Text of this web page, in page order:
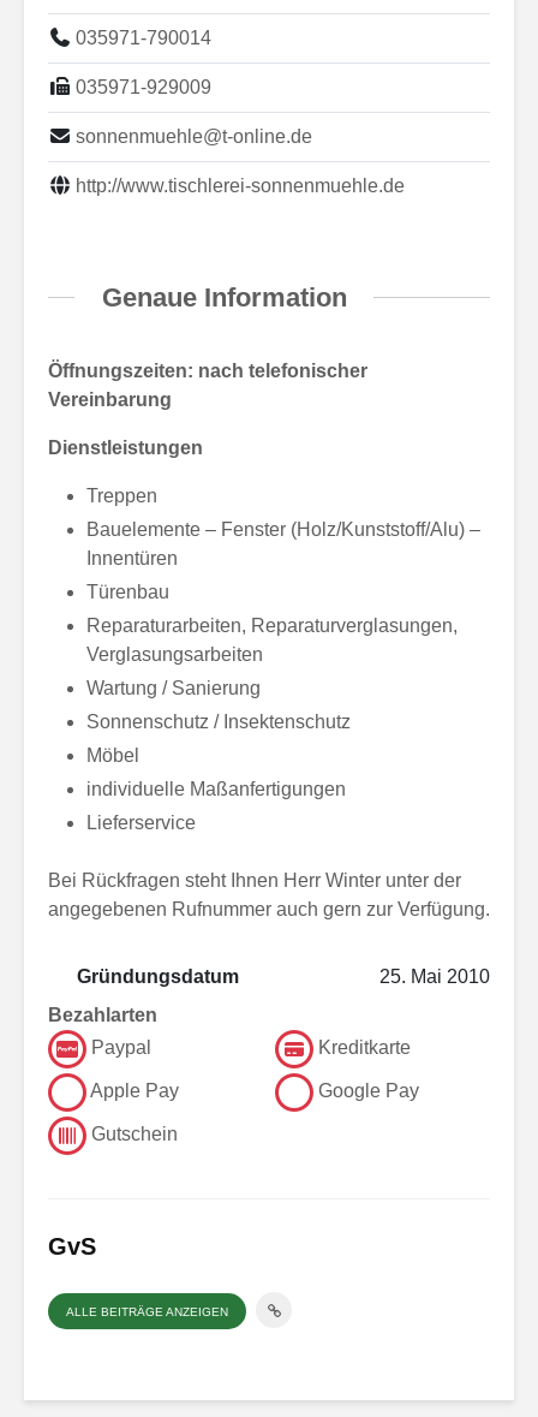
035971-790014
035971-929009
sonnenmuehle@t-online.de
http://www.tischlerei-sonnenmuehle.de
Genaue Information
Öffnungszeiten: nach telefonischer
Vereinbarung
Dienstleistungen
Treppen
Bauelemente – Fenster (Holz/Kunststoff/Alu) –
Innentüren
Türenbau
Reparaturarbeiten, Reparaturverglasungen,
Verglasungsarbeiten
Wartung / Sanierung
Sonnenschutz / Insektenschutz
Möbel
individuelle Maßanfertigungen
Lieferservice
Bei Rückfragen steht Ihnen Herr Winter unter der
angegebenen Rufnummer auch gern zur Verfügung.
Gründungsdatum
25. Mai 2010
Bezahlarten
Paypal
Kreditkarte
Apple Pay Google Pay
Gutschein
GvS
ALLE BEITRÄGE ANZEIGEN